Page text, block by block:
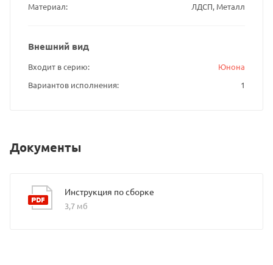
Материал ЛДСП, Металл
Внешний вид
Входит в серию
Юнона
Вариантов исполнения
1
Документы
Инструкция по сборке
3,7 мб